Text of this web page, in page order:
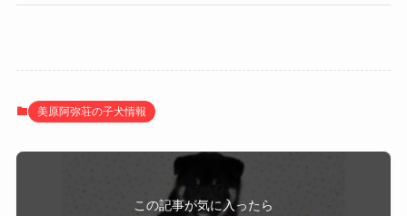
美原阿弥荘の子犬情報
この記事が気に入ったら